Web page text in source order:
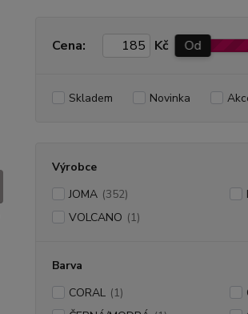
Cena: Kč Od
Skladem Novinka
Výrobce
JOMA (352)
VOLCANO (1)
Barva
CORAL (1)